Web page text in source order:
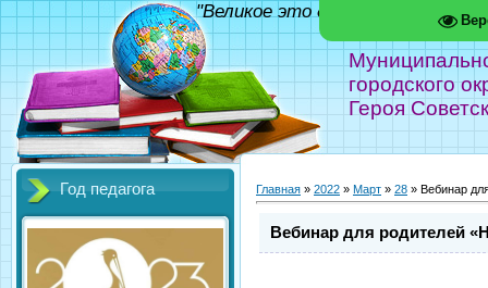
городского
Героя
"Великое это дело - школа!"
Год педагога Главная » 2022 » Март » 28 » Вебинар
Вебинар для родителей